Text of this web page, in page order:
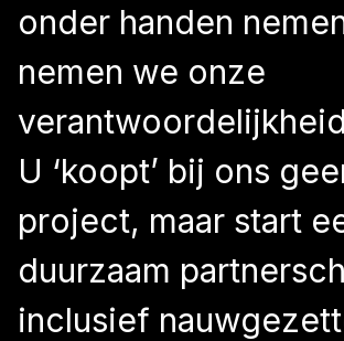
onder handen
nemen we onze
U ‘koopt’ bij ons
project, maar start
duurzaam
inclusief